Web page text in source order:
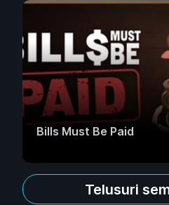
Bills Must Be Paid
Telusuri